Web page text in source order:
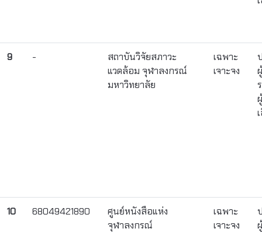
9 -
สถาบันวิจัยสภาวะ
แวดล้อม จุฬาลงกรณ์
มหาวิทยาลัย
เฉพาะ
เจาะจง
10 68049421890
ศูนย์หนังสือแห่ง
จุฬาลงกรณ์
เฉพาะ
เจาะจง